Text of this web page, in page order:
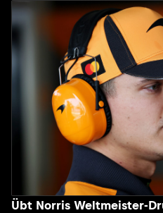
Übt Norris Weltmeister-